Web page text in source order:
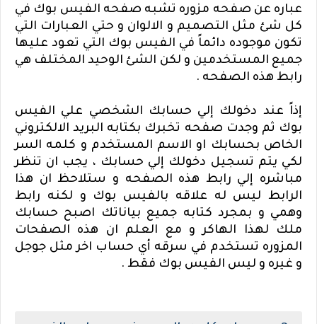
عباره عن صفحه مزوره تشبه صفحه الفيس بوك في
كل شئ مثل التصميم و الالوان و حتي العبارات التي
تكون موجوده دائماً في الفيس بوك التي تعود عليها
جميع المستخدمين و لكن الشئ الوحيد المختلف هي
رابط هذه الصفحه .
إذاً عند دخولك إلي حسابك الشخصي علي الفيس
بوك ثم وجدت صفحه تخبرك بكتابه البريد الالكتروني
الخاص بحسابك او الاسم المستخدم و كلمه السر
لكي يتم تسجيل دخولك إلي حسابك ، يجب ان تنظر
مباشره إلي رابط هذه الصفحه و ستلاحظ ان هذا
الرابط ليس له علاقه بالفيس بوك و لكنه رابط
وهمي و بمجرد كتابه جميع بياناتك اصبح حسابك
ملك لهذا الهاكر و مع العلم ان هذه الصفحات
المزوره تستخدم في سرقه أي حساب اخر مثل جوجل
و غيره و ليس الفيس بوك فقط .